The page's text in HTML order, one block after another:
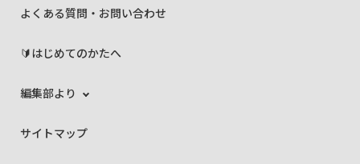
よくある質問・お問い合わせ
🔰はじめてのかたへ
編集部より
サイトマップ